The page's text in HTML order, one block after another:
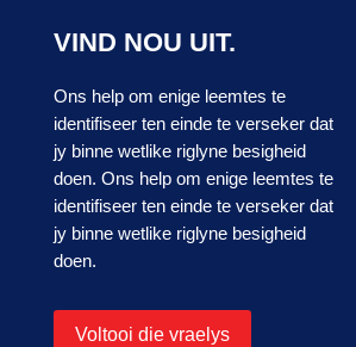
VIND NOU UIT.
Ons help om enige leemtes te
identifiseer ten einde te verseker dat
jy binne wetlike riglyne besigheid
doen. Ons help om enige leemtes te
identifiseer ten einde te verseker dat
jy binne wetlike riglyne besigheid
doen.
Voltooi die vraelys